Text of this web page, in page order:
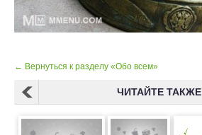
← Вернуться к разделу «Обо всем»
ЧИТАЙТЕ ТАКЖЕ